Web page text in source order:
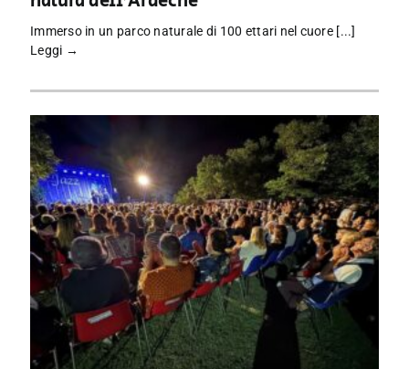
Immerso in un parco naturale di 100 ettari nel cuore [...]
Leggi →